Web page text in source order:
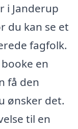
i Janderup
du kan se et
fagfolk.
en
få den
ønsker det.
til en